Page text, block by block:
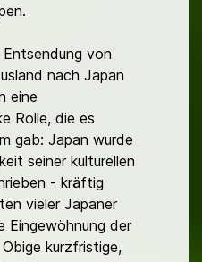
von
nach Japan
eine
Rolle, die es
gab: Japan wurde
seiner kulturellen
- kräftig
vieler Japaner
Eingewöhnung der
kurzfristige,